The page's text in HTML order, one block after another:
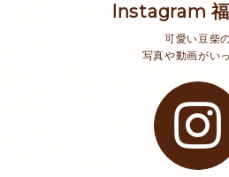
Instagram
可愛い豆柴
写真や動画がい